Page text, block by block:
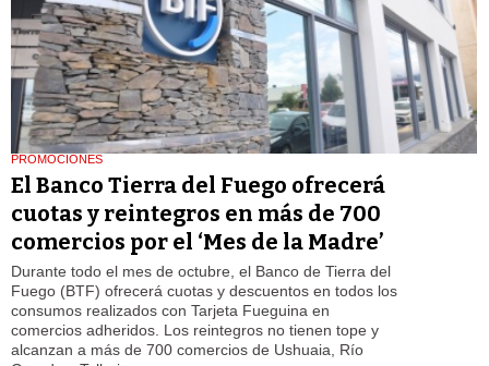
PROMOCIONES
El Banco Tierra del Fuego ofrecerá
cuotas y reintegros en más de 700
comercios por el ‘Mes de la Madre’
Durante todo el mes de octubre, el Banco de Tierra del
Fuego (BTF) ofrecerá cuotas y descuentos en todos los
consumos realizados con Tarjeta Fueguina en
comercios adheridos. Los reintegros no tienen tope y
alcanzan a más de 700 comercios de Ushuaia, Río